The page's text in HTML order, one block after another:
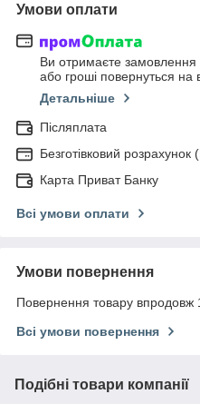
Умови оплати
Ви отримаєте замовлення
або гроші повернуться на
Детальніше
Післяплата
Безготівковий
Карта Приват Банку
Всі умови оплати
Умови повернення
Повернення товару впродовж
Всі умови повернення
Подібні товари компанії